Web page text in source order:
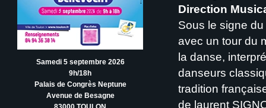
Samedi 5 septembre 2026
9h/18h
Palais de Congrès Neptune
Avenue de Besagne
Direction
Sous le signe
avec un tour du
la danse,
danseurs
tradition
de laurent